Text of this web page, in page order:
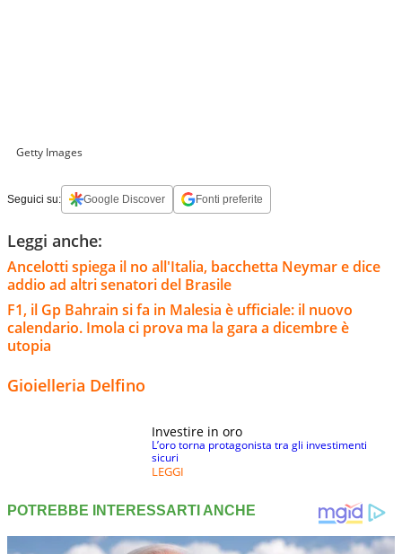
Getty Images
Seguici su: Google Discover Fonti preferite
Leggi anche:
Ancelotti spiega il no all'Italia, bacchetta Neymar e dice
addio ad altri senatori del Brasile
F1, il Gp Bahrain si fa in Malesia è ufficiale: il nuovo
calendario. Imola ci prova ma la gara a dicembre è
utopia
Gioielleria Delfino
Investire in oro
L’oro torna protagonista tra gli investimenti
sicuri
LEGGI